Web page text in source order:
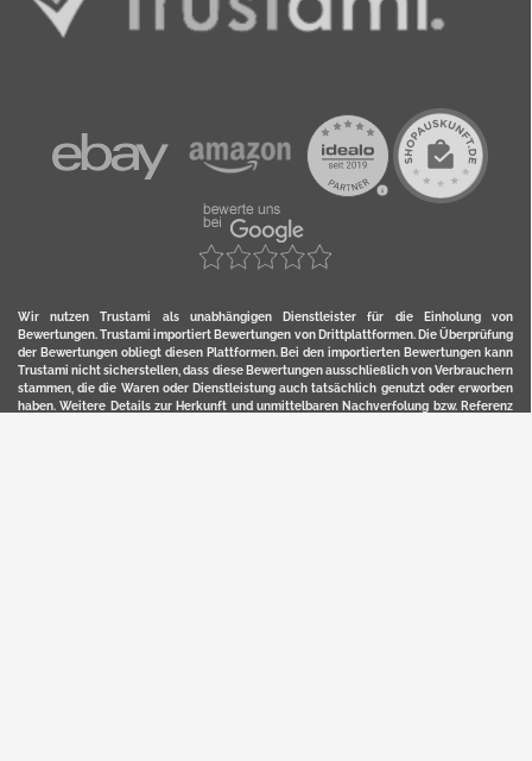
Wir nutzen Trustami als unabhängigen Dienstleister für die Einholung von
Bewertungen. Trustami importiert Bewertungen von Drittplattformen. Die Überprüfung
der Bewertungen obliegt diesen Plattformen. Bei den importierten Bewertungen kann
Trustami nicht sicherstellen, dass diese Bewertungen ausschließlich von Verbrauchern
stammen, die die Waren oder Dienstleistung auch tatsächlich genutzt oder erworben
haben. Weitere Details zur Herkunft und unmittelbaren Nachverfolung bzw. Referenz